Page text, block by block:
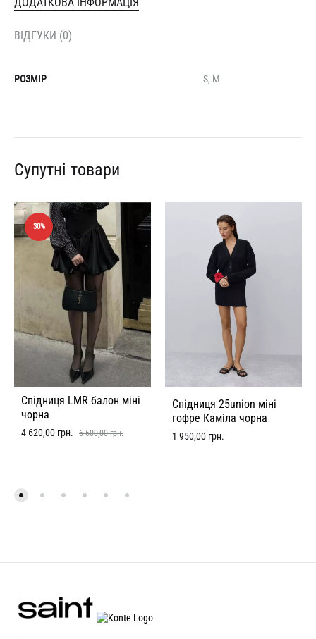
ВІДГУКИ (0)
РОЗМІР S, M
Супутні товари
30%
Спідниця LMR балон міні
чорна
4 620,00 грн. 6 600,00грн.
Спідниця 25union міні
гофре Каміла чорна
1 950,00 грн.